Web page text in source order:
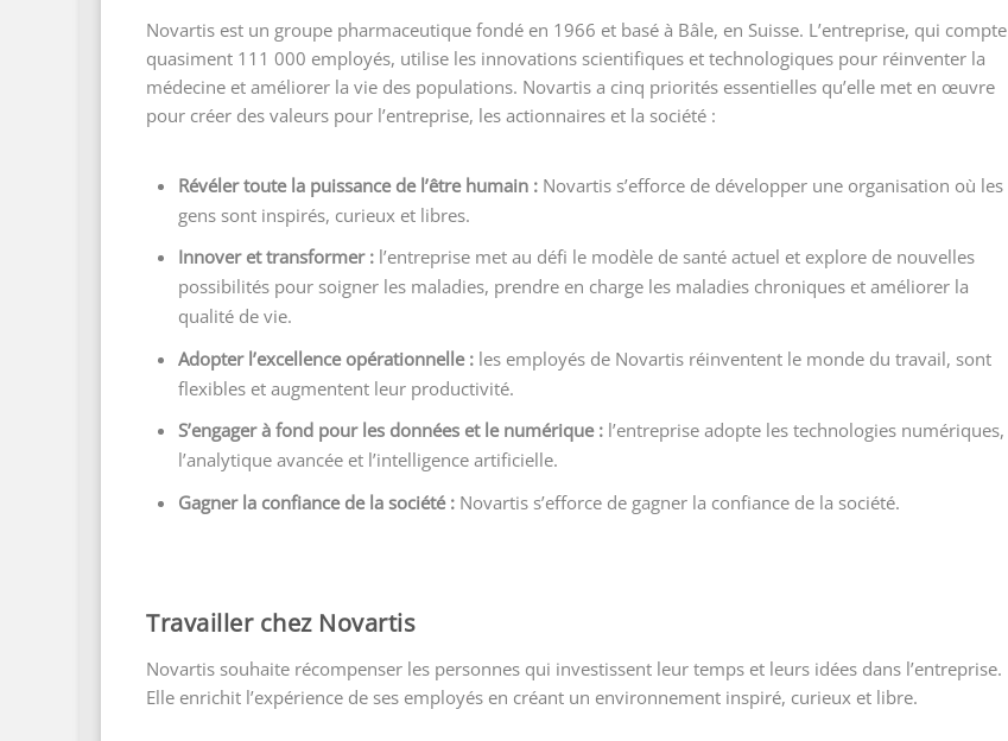
Novartis est un groupe pharmaceutique fondé en 1966 et basé à Bâle, en Suisse. L’entreprise, qui compte
quasiment 111 000 employés, utilise les innovations scientifiques et technologiques pour réinventer la
médecine et améliorer la vie des populations. Novartis a cinq priorités essentielles qu’elle met en œuvre
pour créer des valeurs pour l’entreprise, les actionnaires et la société :
Révéler toute la puissance de l’être humain : Novartis s’efforce de développer une organisation où les
gens sont inspirés, curieux et libres.
Innover et transformer : l’entreprise met au défi le modèle de santé actuel et explore de nouvelles
possibilités pour soigner les maladies, prendre en charge les maladies chroniques et améliorer la
qualité de vie.
Adopter l’excellence opérationnelle : les employés de Novartis réinventent le monde du travail, sont
flexibles et augmentent leur productivité.
S’engager à fond pour les données et le numérique : l’entreprise adopte les technologies numériques,
l’analytique avancée et l’intelligence artificielle.
Gagner la confiance de la société : Novartis s’efforce de gagner la confiance de la société.
Travailler chez Novartis
Novartis souhaite récompenser les personnes qui investissent leur temps et leurs idées dans l’entreprise.
Elle enrichit l’expérience de ses employés en créant un environnement inspiré, curieux et libre.